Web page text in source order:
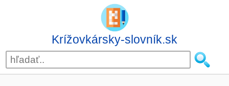
Krížovkársky-slovník.sk